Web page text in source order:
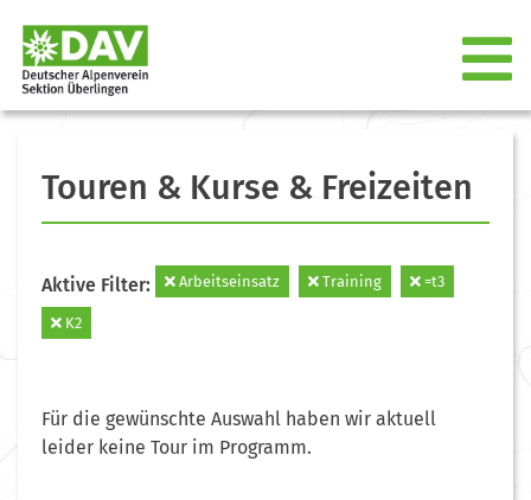
Touren & Kurse & Freizeiten
Aktive Filter: Arbeitseinsatz Training =t3
K2
Für die gewünschte Auswahl haben wir aktuell
leider keine Tour im Programm.